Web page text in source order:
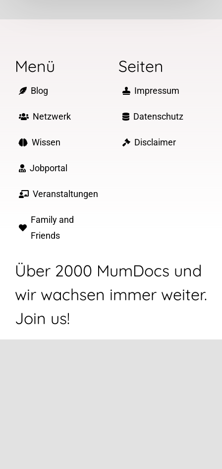
Menü
Blog
Netzwerk
Wissen
Jobportal
Veranstaltungen
Family and
Friends
Seiten
Impressum
Datenschutz
Disclaimer
Über 2000 MumDocs und
wir wachsen immer weiter.
Join us!